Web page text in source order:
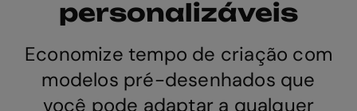
personalizáveis
Economize tempo de criação com
modelos pré-desenhados que
você pode adaptar a qualquer